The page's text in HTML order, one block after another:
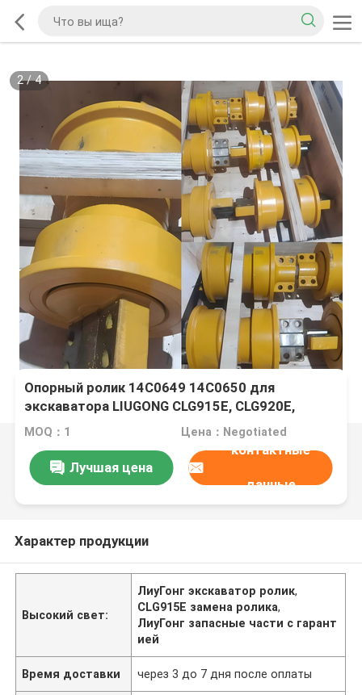
2/4
Опорный ролик 14C0649 14C0650 для
экскаватора LIUGONG CLG915E, CLG920E,
CLG925E CLG913F, CLG915F CLG936E, CLG939E
MOQ：1 Цена：Negotiated
Лучшая цена
контактные
данные
Характер продукции
Высокий свет:
ЛиуГонг экскаватор ролик,
CLG915E замена ролика,
ЛиуГонг запасные части с гарант
ией
Время доставки через 3 до 7 дня после оплаты